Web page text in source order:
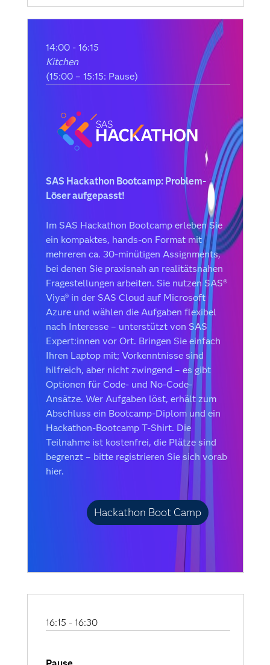
14:00 - 16:15
Kitchen
(15:00 – 15:15: Pause)
SAS Hackathon Bootcamp: Problem-
Löser aufgepasst!
Im SAS Hackathon Bootcamp erleben Sie
ein kompaktes, hands-on Format mit
mehreren ca. 30-minütigen Assignments,
bei denen Sie praxisnah an realitätsnahen
Fragestellungen arbeiten. Sie nutzen SAS®
Viya® in der SAS Cloud auf Microsoft
Azure und wählen die Aufgaben flexibel
nach Interesse – unterstützt von SAS
Expert:innen vor Ort. Bringen Sie einfach
Ihren Laptop mit; Vorkenntnisse sind
hilfreich, aber nicht zwingend – es gibt
Optionen für Code- und No-Code-
Ansätze. Wer Aufgaben löst, erhält zum
Abschluss ein Bootcamp-Diplom und ein
Hackathon-Bootcamp T-Shirt. Die
Teilnahme ist kostenfrei, die Plätze sind
begrenzt – bitte registrieren Sie sich vorab
hier.
Hackathon Boot Camp
16:15 - 16:30